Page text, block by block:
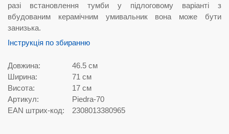
разі встановлення тумби у підлоговому варіанті з
вбудованим керамічним умивальник вона може бути
занизька.
Інструкція по збиранню
Довжина:
46.5 см
Ширина:
71 см
Висота:
17 см
Артикул:
Piedra-70
EAN штрих-код:
2308013380965